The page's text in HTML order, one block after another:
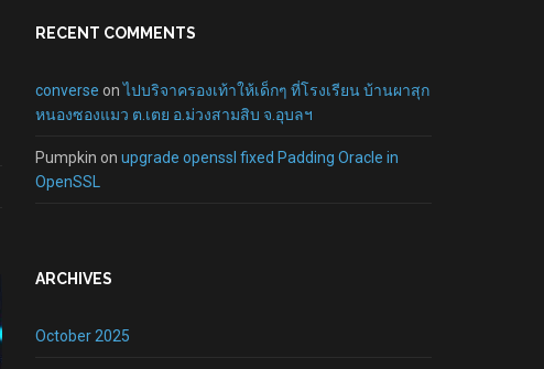
RECENT COMMENTS
converse onไปบริจาครองเท้าให้เด็กๆ ที่โรงเรียน บ้านผาสุก
หนองซองแมว ต.เตย อ.ม่วงสามสิบ จ.อุบลฯ
Pumpkin on upgrade openssl fixed Padding Oracle in
OpenSSL
ARCHIVES
October 2025